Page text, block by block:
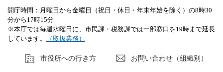
開庁時間：月曜日から金曜日（祝日・休日・年末年始を除く）の8時30
分から17時15分
※本庁では毎週水曜日に、市民課・税務課では一部窓口を19時まで延長
しています。
（取扱業務）
市役所への行き方 お問い合わせ（組織別）